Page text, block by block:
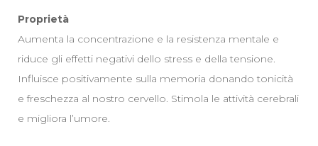
Proprietà
Aumenta la concentrazione e la resistenza mentale e
riduce gli effetti negativi dello stress e della tensione.
Influisce positivamente sulla memoria donando tonicità
e freschezza al nostro cervello. Stimola le attività cerebrali
e migliora l’umore.